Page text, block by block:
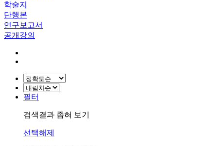
학술지
단행본
연구보고서
공개강의
필터
검색결과 좁혀 보기
선택해제